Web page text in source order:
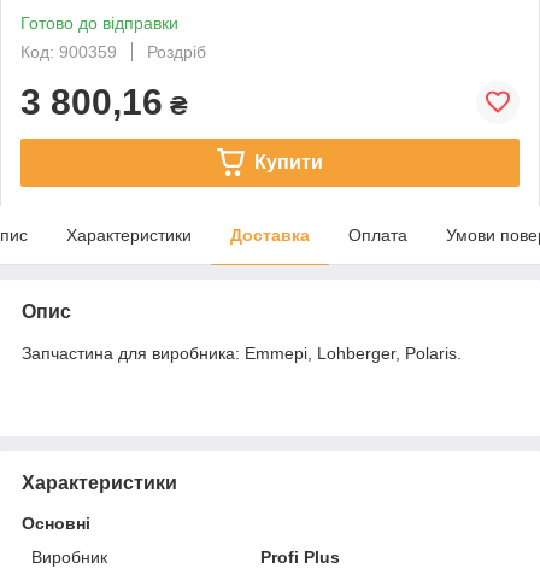
Готово до відправки
Код: 900359
Роздріб
3 800,16 ₴
Купити
Характеристики Доставка Оплата Умови
Опис
Запчастина для виробника: Emmepi, Lohberger, Polaris.
Характеристики
Основні
Виробник
Profi Plus